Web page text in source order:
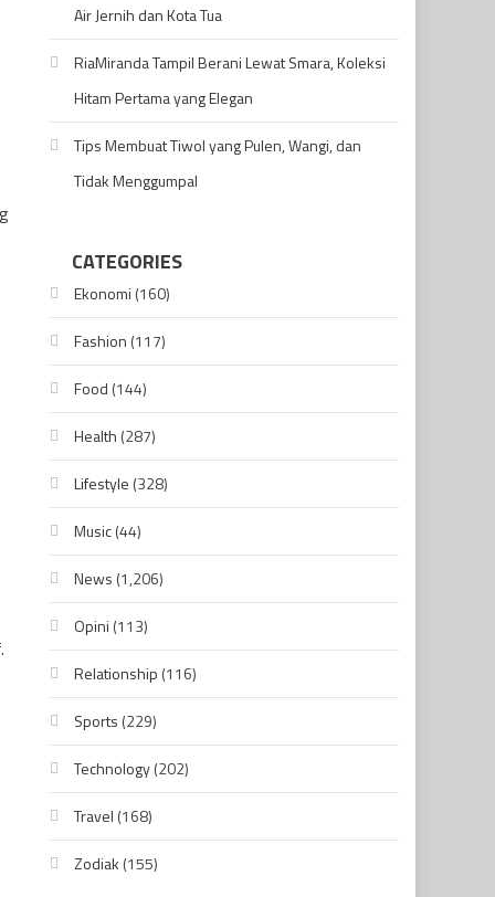
Air Jernih dan Kota Tua
RiaMiranda Tampil Berani Lewat Smara, Koleksi
Hitam Pertama yang Elegan
Tips Membuat Tiwol yang Pulen, Wangi, dan
Tidak Menggumpal
CATEGORIES
Ekonomi (160)
Fashion (117)
Food (144)
Health (287)
Lifestyle (328)
Music(44)
News (1,206)
Opini (113)
Relationship (116)
Sports (229)
Technology(202)
Travel (168)
Zodiak (155)